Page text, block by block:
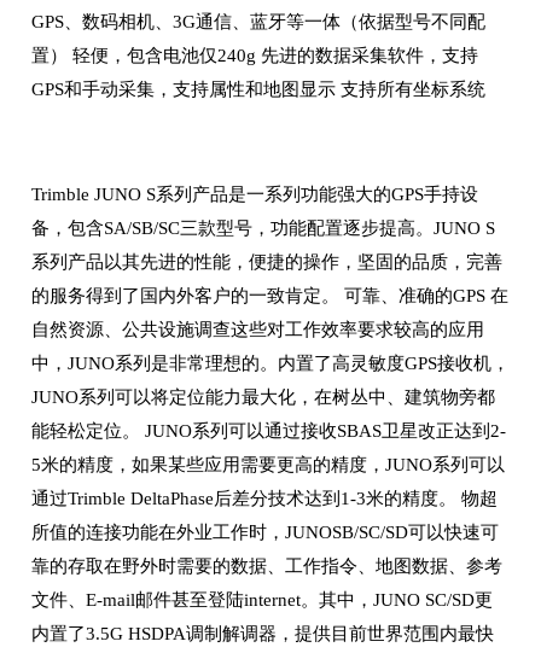
GPS、数码相机、3G通信、蓝牙等一体（依据型号不同配
置） 轻便，包含电池仅240g 先进的数据采集软件，支持
GPS和手动采集，支持属性和地图显示 支持所有坐标系统
Trimble JUNO S系列产品是一系列功能强大的GPS手持设
备，包含SA/SB/SC三款型号，功能配置逐步提高。JUNO S
系列产品以其先进的性能，便捷的操作，坚固的品质，完善
的服务得到了国内外客户的一致肯定。 可靠、准确的GPS 在
自然资源、公共设施调查这些对工作效率要求较高的应用
中，JUNO系列是非常理想的。内置了高灵敏度GPS接收机，
JUNO系列可以将定位能力最大化，在树丛中、建筑物旁都
能轻松定位。 JUNO系列可以通过接收SBAS卫星改正达到2-
5米的精度，如果某些应用需要更高的精度，JUNO系列可以
通过Trimble DeltaPhase后差分技术达到1-3米的精度。 物超
所值的连接功能在外业工作时，JUNOSB/SC/SD可以快速可
靠的存取在野外时需要的数据、工作指令、地图数据、参考
文件、E-mail邮件甚至登陆internet。其中，JUNO SC/SD更
内置了3.5G HSDPA调制解调器，提供目前世界范围内最快